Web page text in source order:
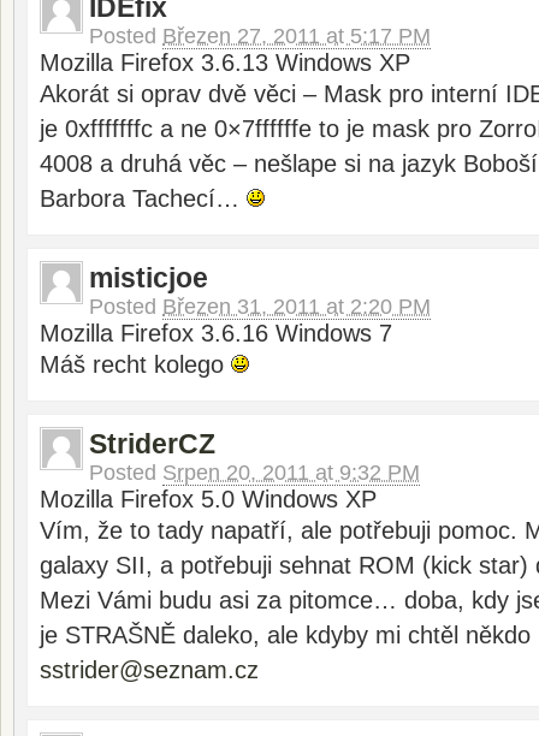
IDEfix
Posted Březen 27, 2011 at 5:17 PM
Mozilla Firefox 3.6.13 Windows XP
Akorát si oprav dvě věci – Mask pro interní
je 0xfffffffc a ne 0×7ffffffe to je mask pro
4008 a druhá věc – nešlape si na jazyk
Barbora Tachecí…
misticjoe
Posted Březen 31, 2011 at 2:20 PM
Mozilla Firefox 3.6.16 Windows 7
Máš recht kolego
StriderCZ
Posted Srpen 20, 2011 at 9:32 PM
Mozilla Firefox 5.0 Windows XP
Vím, že to tady napatří, ale potřebuji pomoc.
galaxy SII, a potřebuji sehnat ROM (kick star)
Mezi Vámi budu asi za pitomce… doba, kdy
je STRAŠNĚ daleko, ale kdyby mi chtěl
sstrider@seznam.cz